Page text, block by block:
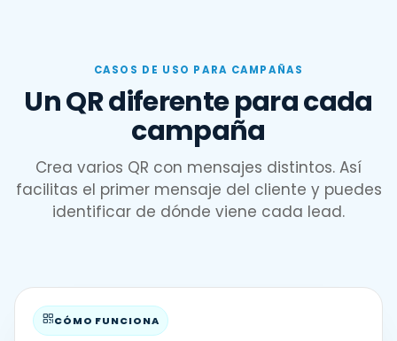
CASOS DE USO PARA CAMPAÑAS
Un QR diferente para cada
campaña
Crea varios QR con mensajes distintos. Así
facilitas el primer mensaje del cliente y puedes
identificar de dónde viene cada lead.
CÓMO FUNCIONA